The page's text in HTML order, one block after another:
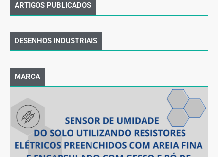
ARTIGOS PUBLICADOS
DESENHOS INDUSTRIAIS
MARCA